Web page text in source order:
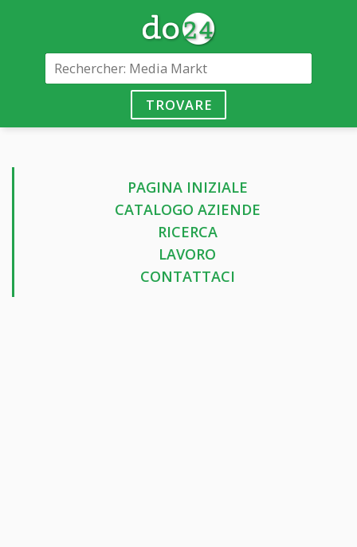
TROVARE
PAGINA INIZIALE
CATALOGO AZIENDE
RICERCA
LAVORO
CONTATTACI